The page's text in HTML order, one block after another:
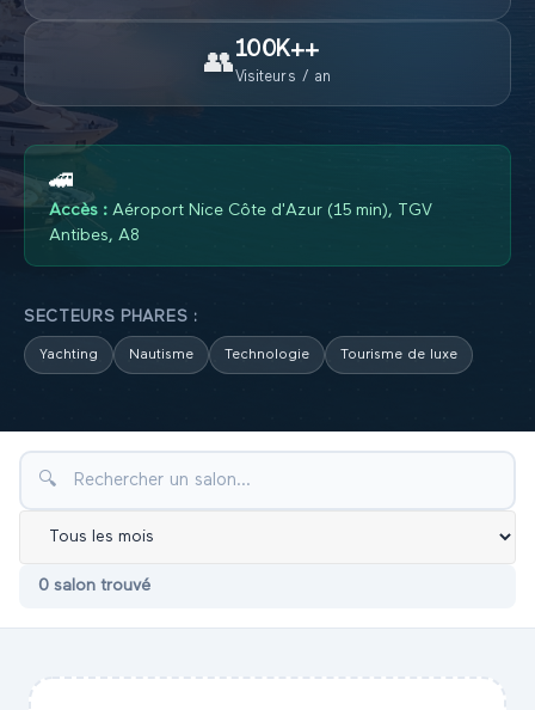
👥100K++
Visiteurs / an
🚄
Accès : Aéroport Nice Côte d'Azur (15 min), TGV
Antibes, A8
SECTEURS PHARES :
Yachting Nautisme Technologie Tourisme de luxe
🔍
0 salon trouvé